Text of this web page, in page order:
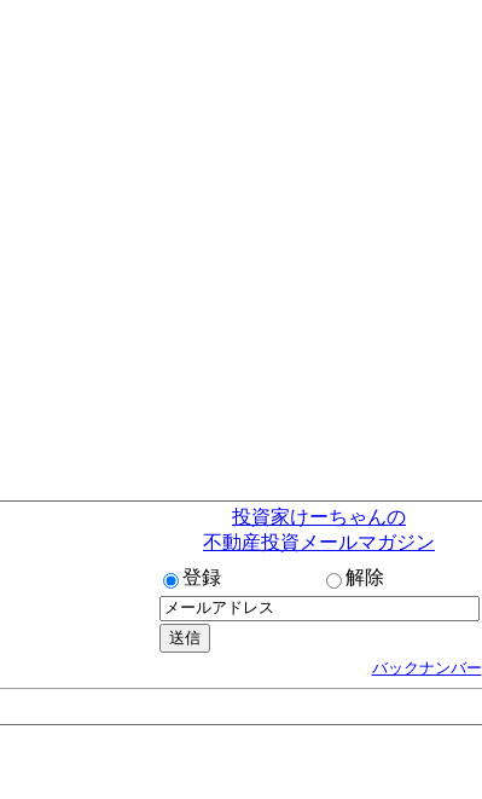
投資家けーちゃんの
不動産投資メールマガジン
登録
解除
バックナンバー